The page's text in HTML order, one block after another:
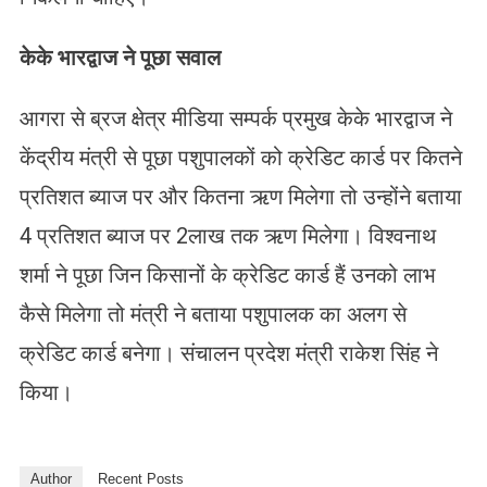
केके भारद्वाज ने पूछा सवाल
आगरा से ब्रज क्षेत्र मीडिया सम्पर्क प्रमुख केके भारद्वाज ने
केंद्रीय मंत्री से पूछा पशुपालकों को क्रेडिट कार्ड पर कितने
प्रतिशत ब्याज पर और कितना ऋण मिलेगा तो उन्होंने बताया
4 प्रतिशत ब्याज पर 2लाख तक ऋण मिलेगा। विश्वनाथ
शर्मा ने पूछा जिन किसानों के क्रेडिट कार्ड हैं उनको लाभ
कैसे मिलेगा तो मंत्री ने बताया पशुपालक का अलग से
क्रेडिट कार्ड बनेगा। संचालन प्रदेश मंत्री राकेश सिंह ने
किया।
Author Recent Posts